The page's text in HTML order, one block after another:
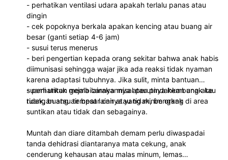
- perhatikan ventilasi udara apakah terlalu panas atau
dingin
- cek popoknya berkala apakan kencing atau buang air
besar (ganti setiap 4-6 jam)
- susui terus menerus
- beri pengertian kepada orang sekitar bahwa anak habis
diimunisasi sehingga wajar jika ada reaksi tidak nyaman
karena adaptasi tubuhnya. Jika sulit, minta bantuan
suami untuk membicarakannya atau pindahkan anak ke
ruangan atau tempat lainnya yang minim orang
- perhatikan gejala lainnya misal perutnya kembung atau
tidak, buang air besar cair atau tidak, bengkak di area
suntikan atau tidak dan sebagainya.
Muntah dan diare ditambah demam perlu diwaspadai
tanda dehidrasi diantaranya mata cekung, anak
cenderung kehausan atau malas minum, lemas